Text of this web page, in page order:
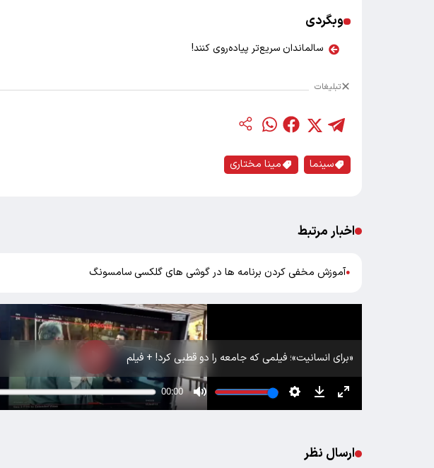
وبگردی
سالماندان سریع‌تر پیاده‌روی کنند!
تبلیغات
سینما مینا مختاری
اخبار مرتبط
●آموزش مخفی کردن برنامه ها در گوشی های گلکسی سامسونگ
«برای انسانیت»؛ فیلمی که جامعه را دو قطبی کرد! + فیلم
ارسال نظر